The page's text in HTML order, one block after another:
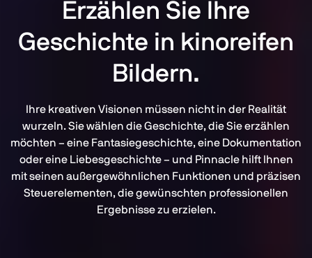
Erzählen Sie Ihre
Geschichte in kinoreifen
Bildern.
Ihre kreativen Visionen müssen nicht in der Realität
wurzeln. Sie wählen die Geschichte, die Sie erzählen
möchten – eine Fantasiegeschichte, eine Dokumentation
oder eine Liebesgeschichte – und Pinnacle hilft Ihnen
mit seinen außergewöhnlichen Funktionen und präzisen
Steuerelementen, die gewünschten professionellen
Ergebnisse zu erzielen.